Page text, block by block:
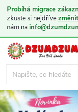
Probíhá migrace
zkuste si nejdříve
nám na
Přejít
obsah
K